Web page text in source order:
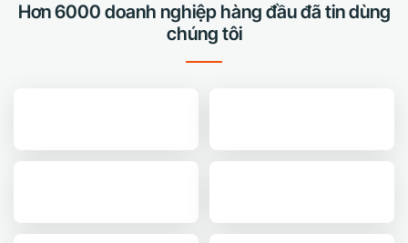
Hơn 6000 doanh nghiệp hàng đầu đã tin dùng
chúng tôi